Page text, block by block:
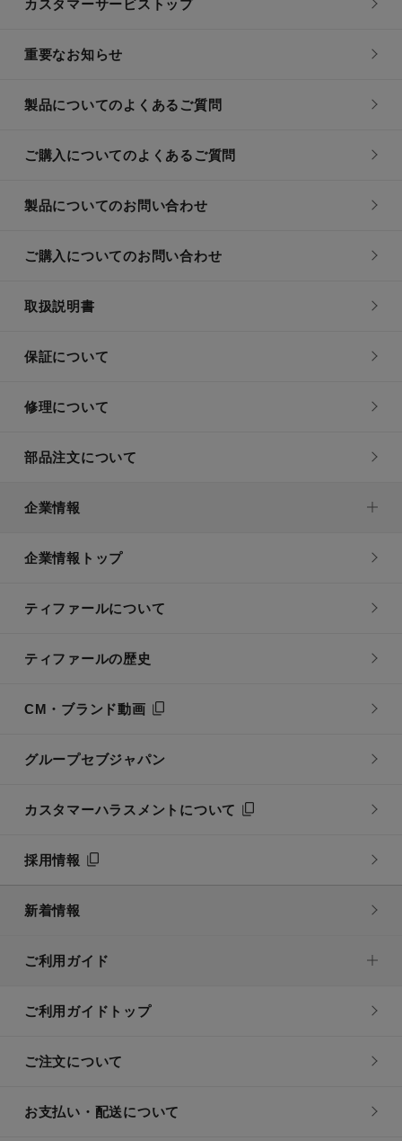
カスタマーサービストップ
重要なお知らせ
製品についてのよくあるご質問
ご購入についてのよくあるご質問
製品についてのお問い合わせ
ご購入についてのお問い合わせ
取扱説明書
保証について
修理について
部品注文について
企業情報
企業情報トップ
ティファールについて
ティファールの歴史
CM・ブランド動画
グループセブジャパン
カスタマーハラスメントについて
採用情報
新着情報
ご利用ガイド
ご利用ガイドトップ
ご注文について
お支払い・配送について